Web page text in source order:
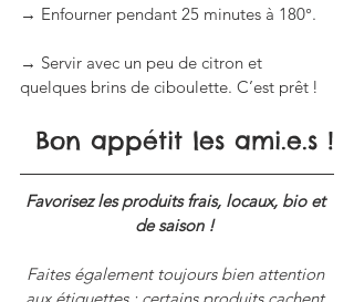
→ Enfourner pendant 25 minutes à 180°.
→ Servir avec un peu de citron et
quelques brins de ciboulette. C’est prêt !
Bon appétit les ami.e.s !
Favorisez les produits frais, locaux, bio et
de saison !
Faites également toujours bien attention